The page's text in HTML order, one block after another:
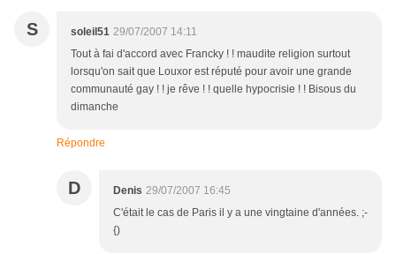
S soleil51 29/07/2007 14:11
Tout à fai d'accord avec Francky ! ! maudite religion surtout
lorsqu'on sait que Louxor est réputé pour avoir une grande
communauté gay ! ! je rêve ! ! quelle hypocrisie ! ! Bisous du
dimanche
Répondre
D Denis 29/07/2007 16:45
C'était le cas de Paris il y a une vingtaine d'années. ;-
{)